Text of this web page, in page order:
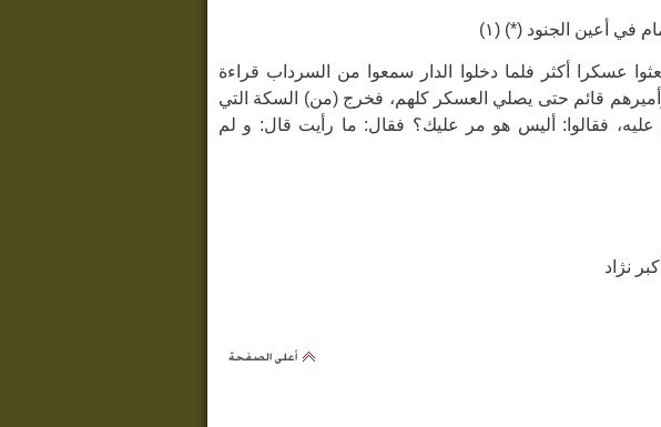
عسكرا أكثر فلما دخلوا الدار سمعوا من السرداب قراءة
قائم حتى يصلي العسكر كلهم، فخرج (من) السكة التي
عليه، فقالوا: أليس هو مر عليك؟ فقال: ما رأيت قال: و لم
نژاد